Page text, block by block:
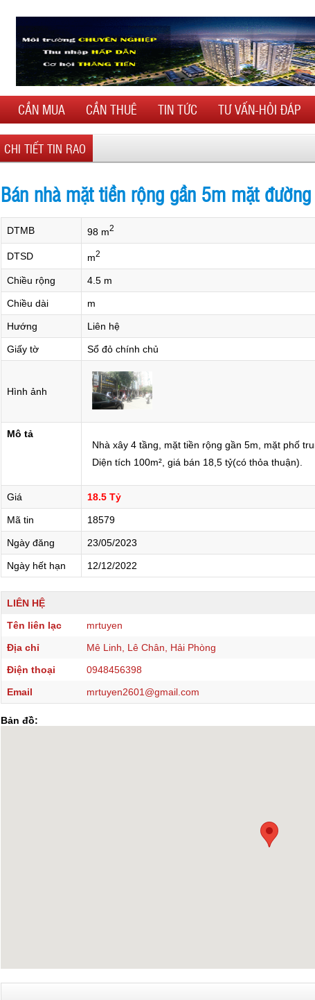
CẦN MUA CẦN THUÊ TIN TỨC TƯ VẤN-HỎI ĐÁP
CHI TIẾT TIN RAO
Bán nhà mặt tiền rộng gần 5m mặt
DTMB 98 m2
DTSD m2
Chiều rộng 4.5 m
Chiều dài m
Hướng Liên hệ
Giấy tờ Sổ đỏ chính chủ
Hình ảnh
Mô tả
Nhà xây 4 tầng, mặt tiền rộng gần 5m, mặt phố
Diện tích 100m², giá bán 18,5 tỷ(có thỏa thuận).
Giá 18.5 Tỷ
Mã tin 18579
Ngày đăng 23/05/2023
Ngày hết hạn 12/12/2022
LIÊN HỆ
Tên liên lạc
mrtuyen
Địa chỉ
Mê Linh, Lê Chân, Hải Phòng
Điện thoại
0948456398
Email
mrtuyen2601@gmail.com
Bản đồ: